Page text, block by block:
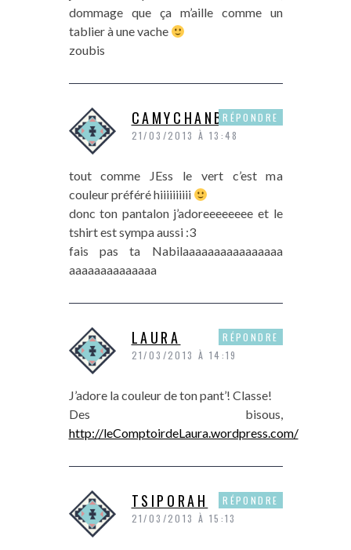
dommage que ça m’aille comme un
tablier à une vache
zoubis
CAMYCHANBLOG
21/03/2013 À 13:48
tout comme JEss le vert c’est ma
couleur préféré hiiiiiiiiii
donc ton pantalon j’adoreeeeeeee et le
tshirt est sympa aussi :3
fais pas ta Nabilaaaaaaaaaaaaaaaa
aaaaaaaaaaaaaa
RÉPONDRE
LAURA
21/03/2013 À 14:19
J’adore la couleur de ton pant’! Classe!
Des bisous,
http://leComptoirdeLaura.wordpress.com/
RÉPONDRE
TSIPORAH
21/03/2013 À 15:13
RÉPONDRE